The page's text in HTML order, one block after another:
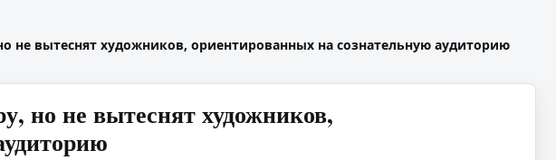
не вытеснят художников, ориентированных на сознательную аудиторию
но не вытеснят художников,